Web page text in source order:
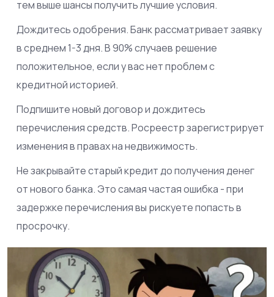
тем выше шансы получить лучшие условия.
Дождитесь одобрения. Банк рассматривает заявку
в среднем 1-3 дня. В 90% случаев решение
положительное, если у вас нет проблем с
кредитной историей.
Подпишите новый договор и дождитесь
перечисления средств.Росреестрзарегистрирует
изменения в правах на недвижимость.
Не закрывайте старый кредит до получения денег
от нового банка. Это самая частая ошибка - при
задержке перечисления вы рискуете попасть в
просрочку.